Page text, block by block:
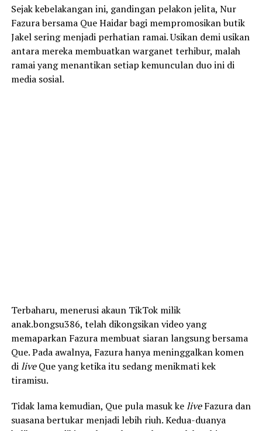
Sejak kebelakangan ini, gandingan pelakon jelita, Nur
Fazurabersama Que Haidarbagi mempromosikan butik
Jakelsering menjadi perhatian ramai. Usikan demi usikan
antara mereka membuatkan warganet terhibur, malah
ramai yang menantikan setiap kemunculan duo ini di
media sosial.
Terbaharu, menerusi akaun TikTok milik
anak.bongsu386, telah dikongsikan video yang
memaparkan Fazura membuat siaran langsung bersama
Que. Pada awalnya, Fazura hanya meninggalkan komen
diliveQue yang ketika itu sedang menikmati kek
tiramisu.
Tidak lama kemudian, Que pula masuk keliveFazura dan
suasana bertukar menjadi lebih riuh. Kedua-duanya